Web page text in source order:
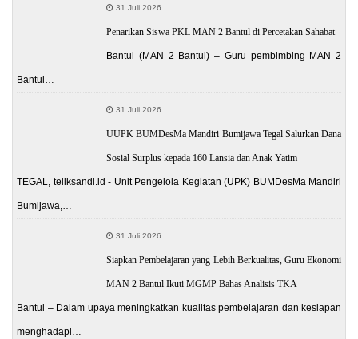
31 Juli 2026
Penarikan Siswa PKL MAN 2 Bantul di Percetakan Sahabat
Bantul (MAN 2 Bantul) – Guru pembimbing MAN 2
Bantul…
31 Juli 2026
UUPK BUMDesMa Mandiri Bumijawa Tegal Salurkan Dana
Sosial Surplus kepada 160 Lansia dan Anak Yatim
TEGAL, teliksandi.id - Unit Pengelola Kegiatan (UPK) BUMDesMa Mandiri
Bumijawa,…
31 Juli 2026
Siapkan Pembelajaran yang Lebih Berkualitas, Guru Ekonomi
MAN 2 Bantul Ikuti MGMP Bahas Analisis TKA
Bantul – Dalam upaya meningkatkan kualitas pembelajaran dan kesiapan
menghadapi…